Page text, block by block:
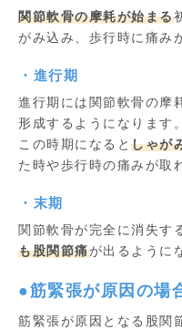
関節軟骨の摩耗が始まる
がみ込み、歩行時に痛み
・進行期
進行期には関節軟骨の摩
形成するようになります。
この時期になると しゃが
た時や歩行時の痛みが取
・末期
関節軟骨が完全に消失す
も股関節痛が出るように
●筋緊張が原因の場
筋緊張が原因となる股関